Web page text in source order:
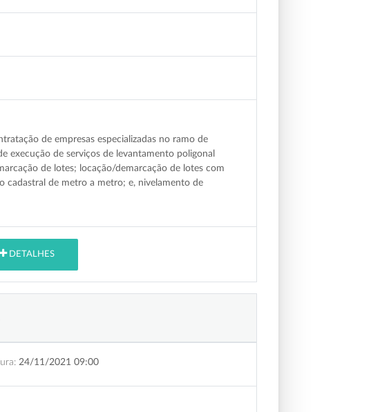
de empresas especializadas no ramo de
execução de serviços de levantamento poligonal
de lotes; locação/demarcação de lotes com
cadastral de metro a metro; e, nivelamento de
DETALHES
24/11/2021 09:00